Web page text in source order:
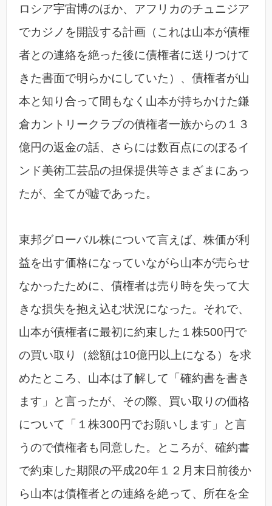
ロシア宇宙博のほか、アフリカのチュニジア
でカジノを開設する計画（これは山本が債権
者との連絡を絶った後に債権者に送りつけて
きた書面で明らかにしていた）、債権者が山
本と知り合って間もなく山本が持ちかけた鎌
倉カントリークラブの債権者一族からの１３
億円の返金の話、さらには数百点にのぼるイ
ンド美術工芸品の担保提供等さまざまにあっ
たが、全てが嘘であった。
東邦グローバル株について言えば、株価が利
益を出す価格になっていながら山本が売らせ
なかったために、債権者は売り時を失って大
きな損失を抱え込む状況になった。それで、
山本が債権者に最初に約束した１株500円で
の買い取り（総額は10億円以上になる）を求
めたところ、山本は了解して「確約書を書き
ます」と言ったが、その際、買い取りの価格
について「１株300円でお願いします」と言
うので債権者も同意した。ところが、確約書
で約束した期限の平成20年１２月末日前後か
ら山本は債権者との連絡を絶って、所在を全